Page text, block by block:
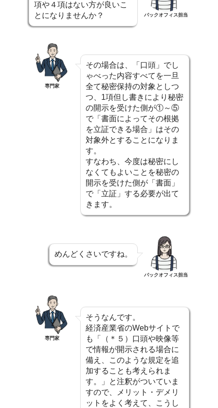
項や４項はない方が良いこ
とになりませんか？
バックオフィス担当
専門家
その場合は、「口頭」でし
ゃべった内容すべてを一旦
全て秘密保持の対象としつ
つ、1項但し書きにより秘密
の開示を受けた側が①～⑤
で「書面によってその根拠
を立証できる場合」はその
対象外とすることになりま
す。
すなわち、今度は秘密にし
なくてもよいことを秘密の
開示を受けた側が「書面」
で「立証」する必要が出て
きます。
めんどくさいですね。
バックオフィス担当
専門家
そうなんです。
経済産業省のWebサイトで
も「（＊５）口頭や映像等
で情報が開示される場合に
備え、このような規定を追
加することも考えられま
す。」と注釈がついていま
すので、メリット・デメリ
ットをよく考えて、こうし